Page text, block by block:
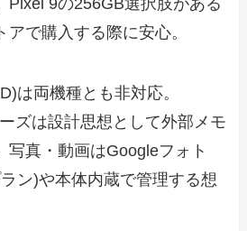
アで購入する際に安心。
は両機種とも非対応。
ズは設計思想として外部メモ
写真・動画はGoogleフォト
ン)や本体内蔵で管理する想